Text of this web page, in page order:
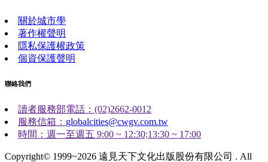
關於城市學
著作權聲明
隱私保護權政策
個資保護聲明
聯絡我們
讀者服務部電話：(02)2662-0012
服務信箱： globalcities@cwgv.com.tw
時間：週一至週五 9:00 ~ 12:30;13:30 ~ 17:00
Copyright© 1999~2026 遠見天下文化出版股份有限公司 . All